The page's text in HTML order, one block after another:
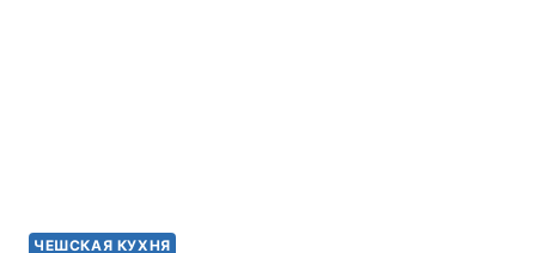
ЧЕШСКАЯ КУХНЯ